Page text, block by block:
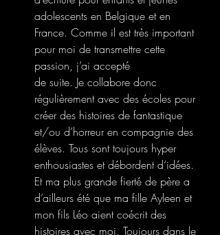
adolescents en Belgique et en
France. Comme il est très important
pour moi de transmettre cette
passion, j’ai accepté
de suite. Je collabore donc
régulièrement avec des écoles pour
créer des histoires de fantastique
et/ou d’horreur en compagnie des
élèves. Tous sont toujours hyper
enthousiastes et débordent d’idées.
Et ma plus grande fierté de père a
d’ailleurs été que ma fille Ayleen et
mon fils Léo aient coécrit des
histoires avec moi. Toujours dans le